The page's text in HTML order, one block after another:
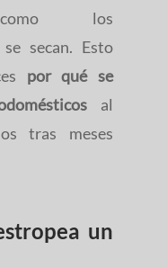
como los
secan. Esto
por qué se
al
tras meses
un